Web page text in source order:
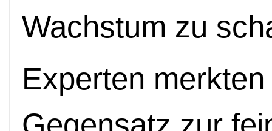
Wachstum zu
Experten